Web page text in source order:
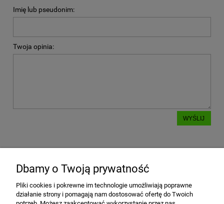
Imię lub pseudonim:
Twoja opinia:
WYŚLIJ
POMOC
Dbamy o Twoją prywatność
Pliki cookies i pokrewne im technologie umożliwiają poprawne
działanie strony i pomagają nam dostosować ofertę do Twoich